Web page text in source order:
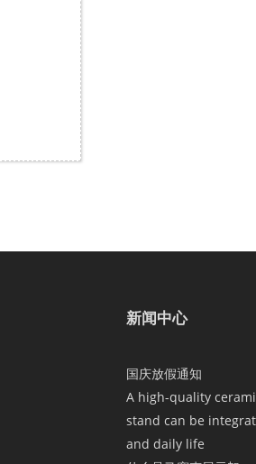
新闻中心
国庆放假通知
A high-quality
stand can be
and daily life